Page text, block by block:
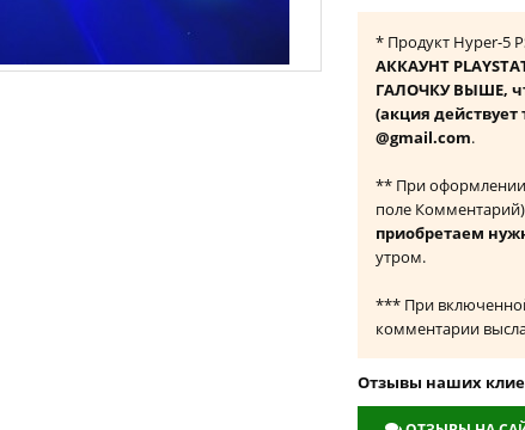
* Продукт Hyper-5
АККАУНТ
ГАЛОЧКУ ВЫШЕ,
(акция
@gmail.com.
** При оформлении
поле
приобретаем
утром.
*** При
комментарии
Отзывы наших